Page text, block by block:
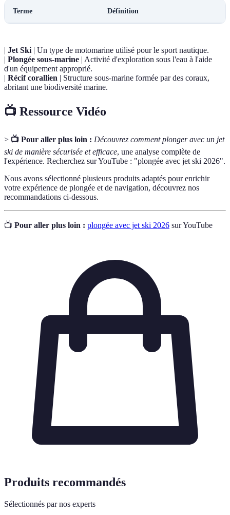
Terme Définition
| Jet Ski | Un type de motomarine utilisé pour le sport nautique.
| Plongée sous-marine | Activité d'exploration sous l'eau à l'aide
d'un équipement approprié.
| Récif corallien | Structure sous-marine formée par des coraux,
abritant une biodiversité marine.
📺 Ressource Vidéo
> 📺 Pour aller plus loin : Découvrez comment plonger avec un jet
ski de manière sécurisée et efficace, une analyse complète de
l'expérience. Recherchez sur YouTube : "plongée avec jet ski 2026".
Nous avons sélectionné plusieurs produits adaptés pour enrichir
votre expérience de plongée et de navigation, découvrez nos
recommandations ci-dessous.
📺 Pour aller plus loin : plongée avec jet ski 2026 sur YouTube
Produits recommandés
Sélectionnés par nos experts